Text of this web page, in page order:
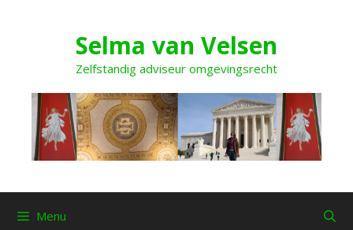
Selma van Velsen
Zelfstandig adviseur omgevingsrecht
Menu